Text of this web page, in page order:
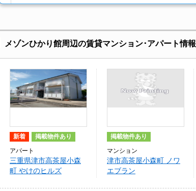
メゾンひかり館周辺の賃貸マンション･アパート情報
新着 掲載物件あり
アパート
三重県津市高茶屋小森
町 やけのヒルズ
掲載物件あり
マンション
津市高茶屋小森町 ノワ
エブラン